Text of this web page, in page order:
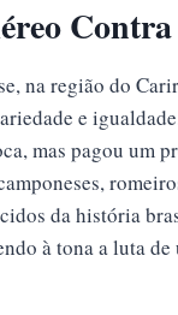
na região do
e
mas pagou um
da história
à tona a luta